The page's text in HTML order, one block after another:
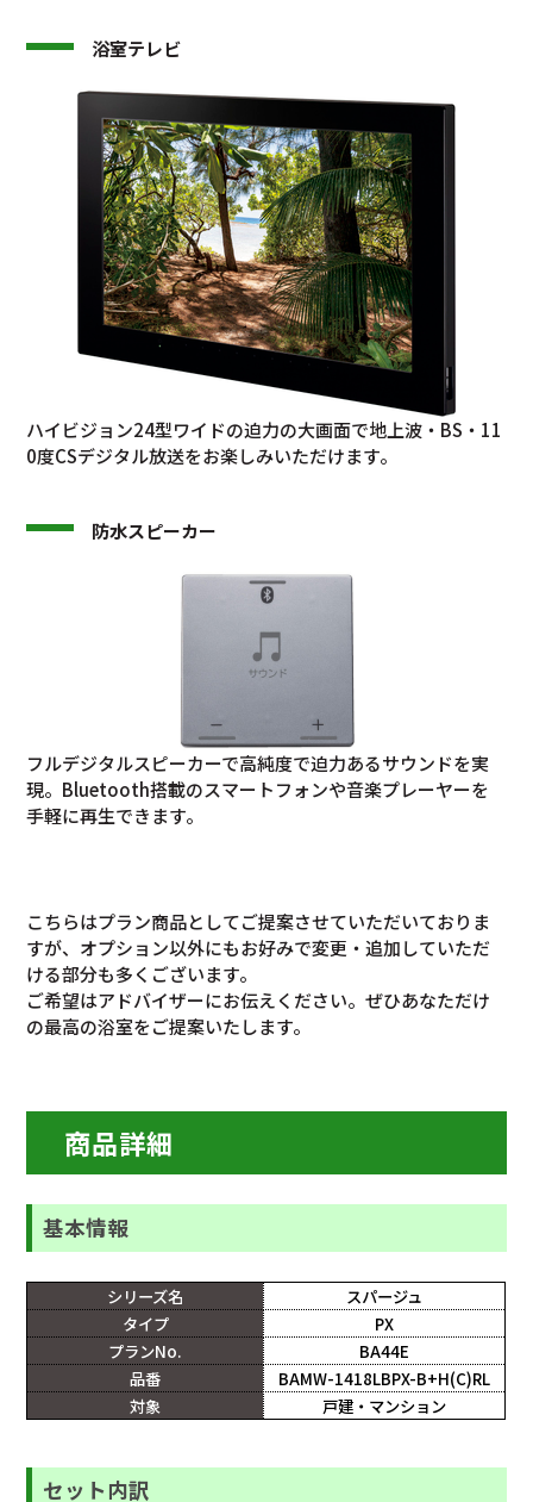
浴室テレビ
ハイビジョン24型ワイドの迫力の大画面で地上波・BS・11
0度CSデジタル放送をお楽しみいただけます。
防水スピーカー
フルデジタルスピーカーで高純度で迫力あるサウンドを実
現。Bluetooth搭載のスマートフォンや音楽プレーヤーを
手軽に再生できます。
こちらはプラン商品としてご提案させていただいておりま
すが、オプション以外にもお好みで変更・追加していただ
ける部分も多くございます。
ご希望はアドバイザーにお伝えください。ぜひあなただけ
の最高の浴室をご提案いたします。
商品詳細
基本情報
シリーズ名
スパージュ
タイプ
PX
プランNo.
BA44E
品番
BAMW-1418LBPX-B+H(C)RL
対象
戸建・マンション
セット内訳